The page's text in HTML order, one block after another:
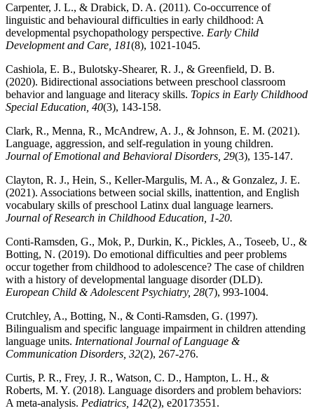
Carpenter, J. L., & Drabick, D. A. (2011). Co-occurrence of
linguistic and behavioural difficulties in early childhood: A
developmental psychopathology perspective. Early Child
Development and Care, 181(8), 1021-1045.
Cashiola, E. B., Bulotsky-Shearer, R. J., & Greenfield, D. B.
(2020). Bidirectional associations between preschool classroom
behavior and language and literacy skills. Topics in Early Childhood
Special Education, 40(3), 143-158.
Clark, R., Menna, R., McAndrew, A. J., & Johnson, E. M. (2021).
Language, aggression, and self-regulation in young children.
Journal of Emotional and Behavioral Disorders, 29(3), 135-147.
Clayton, R. J., Hein, S., Keller-Margulis, M. A., & Gonzalez, J. E.
(2021). Associations between social skills, inattention, and English
vocabulary skills of preschool Latinx dual language learners.
Journal of Research in Childhood Education, 1-20.
Conti-Ramsden, G., Mok, P., Durkin, K., Pickles, A., Toseeb, U., &
Botting, N. (2019). Do emotional difficulties and peer problems
occur together from childhood to adolescence? The case of children
with a history of developmental language disorder (DLD).
European Child & Adolescent Psychiatry, 28(7), 993-1004.
Crutchley, A., Botting, N., & Conti‐Ramsden, G. (1997).
Bilingualism and specific language impairment in children attending
language units. International Journal of Language &
Communication Disorders, 32(2), 267-276.
Curtis, P. R., Frey, J. R., Watson, C. D., Hampton, L. H., &
Roberts, M. Y. (2018). Language disorders and problem behaviors:
A meta-analysis. Pediatrics 142(2), e20173551.